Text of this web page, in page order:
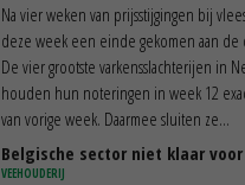
Na vier weken van prijsstijgingen bij
deze week een einde gekomen aan de
De vier grootste varkensslachterijen in
houden hun noteringen in week 12
van vorige week. Daarmee sluiten ze...
Belgische sector niet klaar
VEEHOUDERIJ